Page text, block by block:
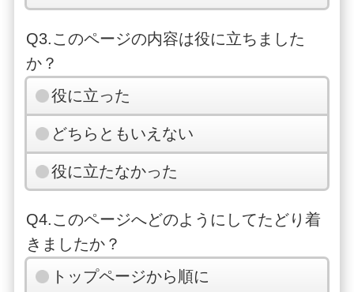
Q3.このページの内容は役に立ちました
か？
役に立った
どちらともいえない
役に立たなかった
Q4.このページへどのようにしてたどり着
きましたか？
トップページから順に